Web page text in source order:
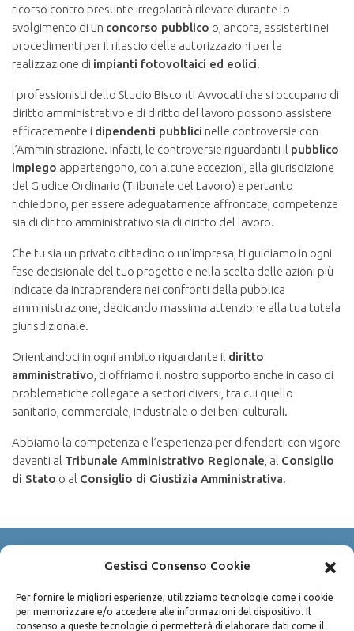
Gestisci Consenso Cookie
Per fornire le migliori esperienze, utilizziamo tecnologie come i cookie
per memorizzare e/o accedere alle informazioni del dispositivo. Il
consenso a queste tecnologie ci permetterà di elaborare dati come il
ricorso contro presunte irregolarità rilevate durante lo
svolgimento di un concorso pubblico o, ancora, assisterti nei
procedimenti per il rilascio delle autorizzazioni per la
realizzazione di impianti fotovoltaici ed eolici.
I professionisti dello Studio Bisconti Avvocati che si occupano di
diritto amministrativo e di diritto del lavoro possono assistere
efficacemente i dipendenti pubblici nelle controversie con
l’Amministrazione. Infatti, le controversie riguardanti il pubblico
impiego appartengono, con alcune eccezioni, alla giurisdizione
del Giudice Ordinario (Tribunale del Lavoro) e pertanto
richiedono, per essere adeguatamente affrontate, competenze
sia di diritto amministrativo sia di diritto del lavoro.
Che tu sia un privato cittadino o un’impresa, ti guidiamo in ogni
fase decisionale del tuo progetto e nella scelta delle azioni più
indicate da intraprendere nei confronti della pubblica
amministrazione, dedicando massima attenzione alla tua tutela
giurisdizionale.
Orientandoci in ogni ambito riguardante il diritto
amministrativo , ti offriamo il nostro supporto anche in caso di
problematiche collegate a settori diversi, tra cui quello
sanitario, commerciale, industriale o dei beni culturali.
Abbiamo la competenza e l’esperienza per difenderti con vigore
davanti al Tribunale Amministrativo Regionale , al Consiglio
di Stato o al Consiglio di Giustizia Amministrativa.
P.IVA 04490100825
Via Sammartino n. 45 - 90141 Palermo